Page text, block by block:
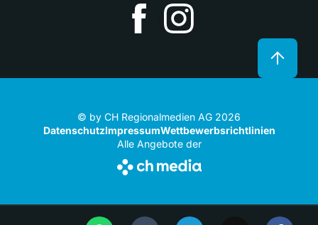
© by CH Regionalmedien AG 2026
DatenschutzImpressumWettbewerbsrichtlinien
Alle Angebote der